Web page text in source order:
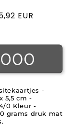
EUR
-
5,5 cm -
0 Kleur -
grams druk mat